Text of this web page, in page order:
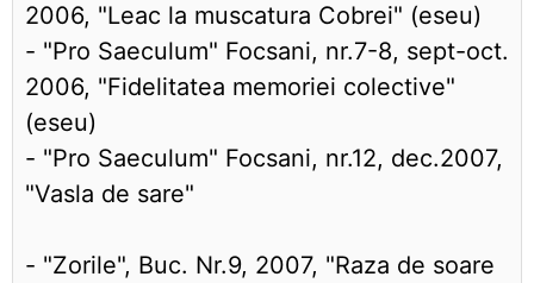
2006, "Leac la muscatura Cobrei" (eseu)
- "Pro Saeculum" Focsani, nr.7-8, sept-oct.
2006, "Fidelitatea memoriei colective"
(eseu)
- "Pro Saeculum" Focsani, nr.12, dec.2007,
"Vasla de sare"
- "Zorile", Buc. Nr.9, 2007, "Raza de soare